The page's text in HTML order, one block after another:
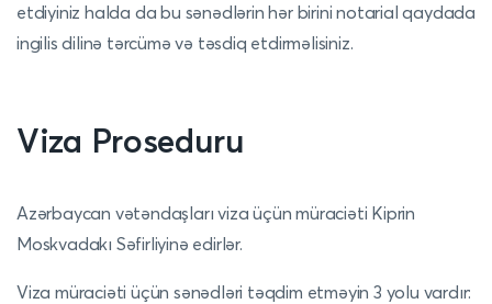
etdiyiniz halda da bu sənədlərin hər birini notarial qaydada
ingilis dilinə tərcümə və təsdiq etdirməlisiniz.
Viza Proseduru
Azərbaycan vətəndaşları viza üçün müraciəti Kiprin
Moskvadakı Səfirliyinə edirlər.
Viza müraciəti üçün sənədləri təqdim etməyin 3 yolu vardır: